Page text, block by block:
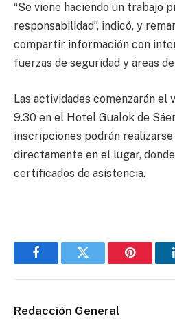
“Se viene haciendo un trabajo
responsabilidad”, indicó, y
compartir información con
fuerzas de seguridad y áreas
Las actividades comenzarán el
9.30 en el Hotel Gualok de
inscripciones podrán
directamente en el lugar,
certificados de asistencia.
FacebookTwitter Pinterest
Redacción General